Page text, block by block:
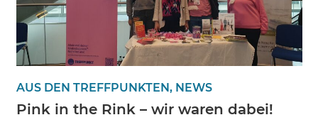
AUS DEN TREFFPUNKTEN, NEWS
Pink in the Rink – wir waren dabei!